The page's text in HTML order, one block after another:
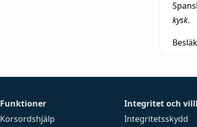
kysk.
Funktioner
Korsordshjälp
Integritet och
Integritetsskydd